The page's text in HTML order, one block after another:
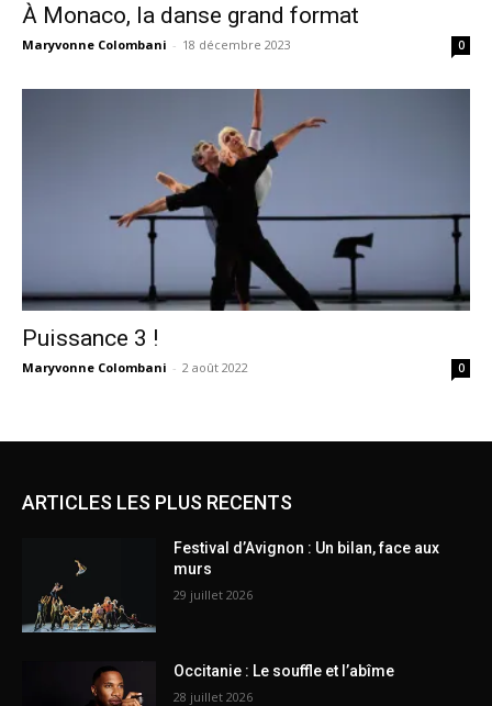
À Monaco, la danse grand format
Maryvonne Colombani - 18 décembre 2023 0
Puissance 3 !
Maryvonne Colombani - 2 août 2022 0
ARTICLES LES PLUS RECENTS
Festival d’Avignon : Un bilan, face aux
murs
29 juillet 2026
Occitanie : Le souffle et l’abîme
28 juillet 2026